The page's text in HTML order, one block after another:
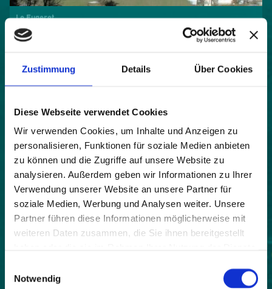
Zustimmung Details Über Cookies
Diese Webseite verwendet Cookies
Wir verwenden Cookies, um Inhalte und Anzeigen zu
personalisieren, Funktionen für soziale Medien anbieten
zu können und die Zugriffe auf unsere Website zu
analysieren. Außerdem geben wir Informationen zu Ihrer
Verwendung unserer Website an unsere Partner für
soziale Medien, Werbung und Analysen weiter. Unsere
Partner führen diese Informationen möglicherweise mit
weiteren Daten zusammen, die Sie ihnen bereitgestellt
Notwendig
Le Fugeret
Karte
Frankreich
Beitrittsjahr:
2018
Einwohner:
187